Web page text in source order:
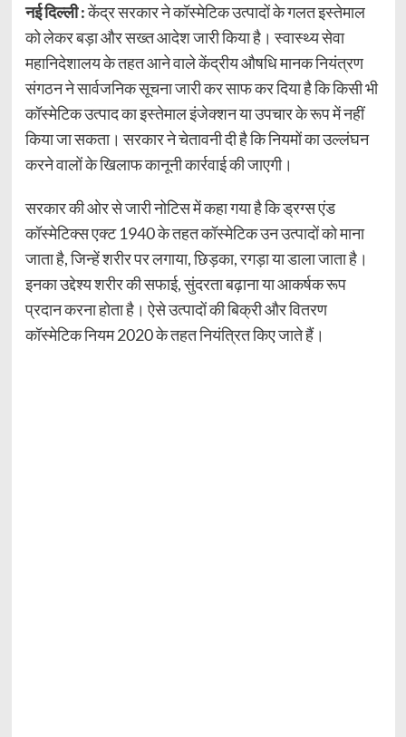
नई दिल्ली :केंद्र सरकार ने कॉस्मेटिक उत्पादों के गलत इस्तेमाल
को लेकर बड़ा और सख्त आदेश जारी किया है। स्वास्थ्य सेवा
महानिदेशालय के तहत आने वाले केंद्रीय औषधि मानक नियंत्रण
संगठन ने सार्वजनिक सूचना जारी कर साफ कर दिया है कि किसी भी
कॉस्मेटिक उत्पाद का इस्तेमाल इंजेक्शन या उपचार के रूप में नहीं
किया जा सकता। सरकार ने चेतावनी दी है कि नियमों का उल्लंघन
करने वालों के खिलाफ कानूनी कार्रवाई की जाएगी।
सरकार की ओर से जारी नोटिस में कहा गया है कि ड्रग्स एंड
कॉस्मेटिक्स एक्ट 1940 के तहत कॉस्मेटिक उन उत्पादों को माना
जाता है, जिन्हें शरीर पर लगाया, छिड़का, रगड़ा या डाला जाता है।
इनका उद्देश्य शरीर की सफाई, सुंदरता बढ़ाना या आकर्षक रूप
प्रदान करना होता है। ऐसे उत्पादों की बिक्री और वितरण
कॉस्मेटिक नियम 2020 के तहत नियंत्रित किए जाते हैं।